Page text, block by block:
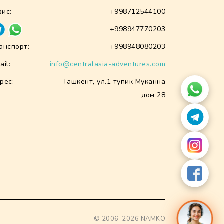
+998712544100
+998947770203
+998948080203
info@centralasia-adventures.com
Ташкент, ул.1 тупик Муканна
дом 28
© 2006-2026 NAMKO